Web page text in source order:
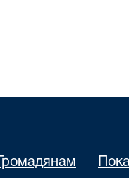
Громадянам